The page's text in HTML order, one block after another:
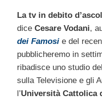
La tv in debito
dice Cesare Vodani,
dei Famosi e del
pubblicheremo in
ribadisce uno studio del
sulla Televisione e gli
l’Università Cattolica